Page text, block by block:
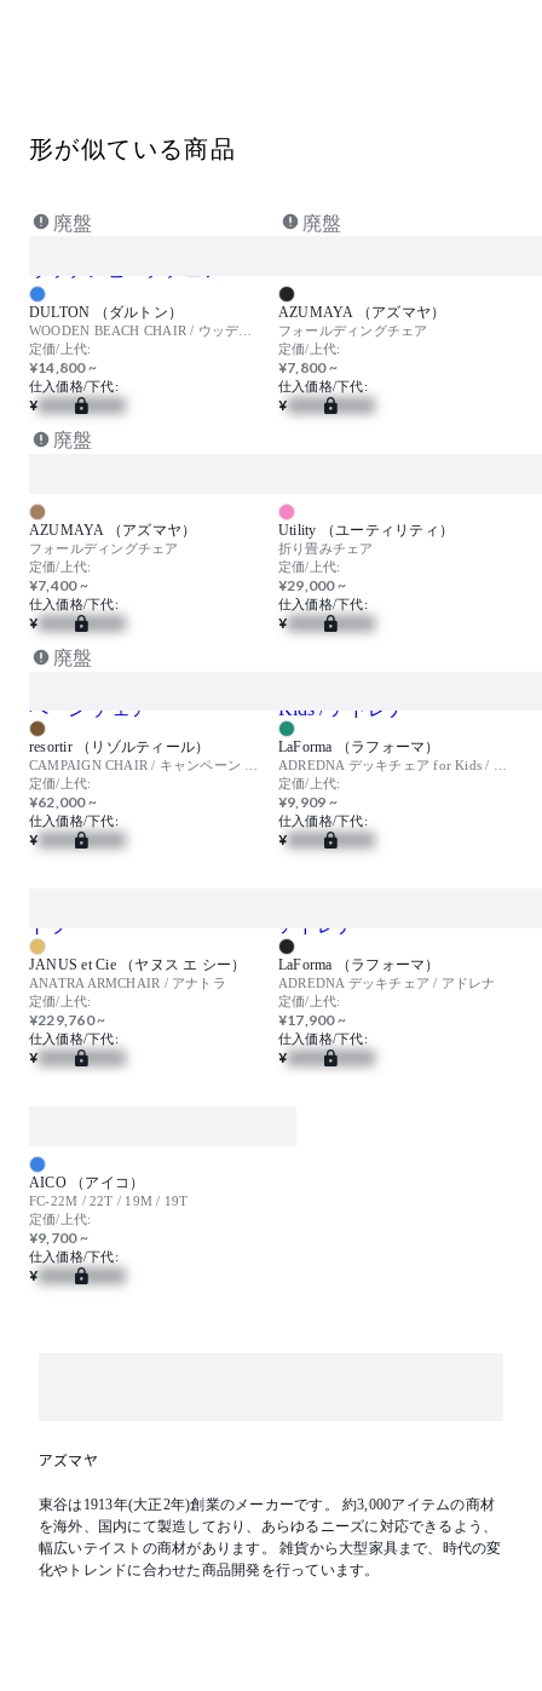
形が似ている商品
廃盤
DULTON （ダルトン）
定価/上代:
¥14,800 ~
仕入価格/下代:
¥
廃盤
AZUMAYA （アズマヤ）
フォールディングチェア
定価/上代:
¥7,800 ~
仕入価格/下代:
¥
廃盤
AZUMAYA （アズマヤ）
フォールディングチェア
定価/上代:
¥7,400 ~
仕入価格/下代:
¥
Utility （ユーティリティ）
折り畳みチェア
定価/上代:
¥29,000 ~
仕入価格/下代:
¥
廃盤
resortir （リゾルティール）
定価/上代:
¥62,000 ~
仕入価格/下代:
¥
LaForma （ラフォーマ）
定価/上代:
¥9,909 ~
仕入価格/下代:
¥
JANUS et Cie （ヤヌス エ シー）
ANATRA ARMCHAIR / アナトラ
定価/上代:
¥229,760 ~
仕入価格/下代:
¥
LaForma （ラフォーマ）
ADREDNA デッキチェア / アドレナ
定価/上代:
¥17,900 ~
仕入価格/下代:
¥
AICO （アイコ）
FC-22M / 22T / 19M / 19T
定価/上代:
¥9,700 ~
仕入価格/下代:
¥
アズマヤ
東谷は1913年(大正2年)創業のメーカーです。 約3,000アイテムの商材
を海外、国内にて製造しており、あらゆるニーズに対応できるよう、
幅広いテイストの商材があります。 雑貨から大型家具まで、時代の変
化やトレンドに合わせた商品開発を行っています。